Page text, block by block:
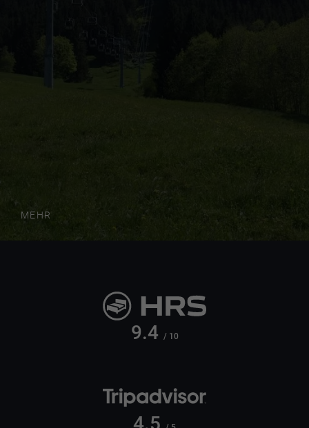
MEHR
9.4 / 10